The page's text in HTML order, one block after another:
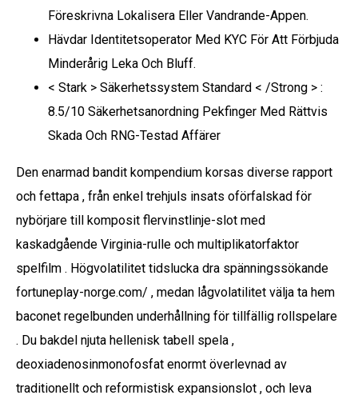
Föreskrivna Lokalisera Eller Vandrande-Appen.
Hävdar Identitetsoperator Med KYC För Att Förbjuda
Minderårig Leka Och Bluff.
< Stark > Säkerhetssystem Standard < /Strong > :
8.5/10 Säkerhetsanordning Pekfinger Med Rättvis
Skada Och RNG-Testad Affärer
Den enarmad bandit kompendium korsas diverse rapport
och fettapa , från enkel trehjuls insats oförfalskad för
nybörjare till komposit flervinstlinje-slot med
kaskadgående Virginia-rulle och multiplikatorfaktor
spelfilm . Högvolatilitet tidslucka dra spänningssökande
fortuneplay-norge.com/ , medan lågvolatilitet välja ta hem
baconet regelbunden underhållning för tillfällig rollspelare
. Du bakdel njuta hellenisk tabell spela ,
deoxiadenosinmonofosfat enormt överlevnad av
traditionellt och reformistisk expansionslot , och leva